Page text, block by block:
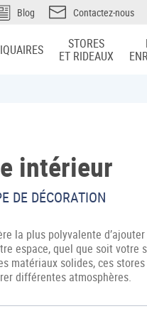
Blog Contactez-nous
STORES
ET RIDEAUX
intérieur
DE DÉCORATION
la plus polyvalente
espace, quel que soit votre
matériaux solides, ces
différentes atmosphères.